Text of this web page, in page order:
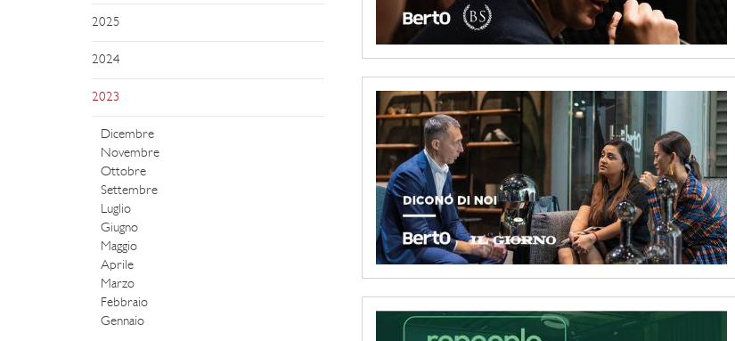
2025
2024
2023
Dicembre
Novembre
Ottobre
Settembre
Luglio
Giugno
Maggio
Aprile
Marzo
Febbraio
Gennaio